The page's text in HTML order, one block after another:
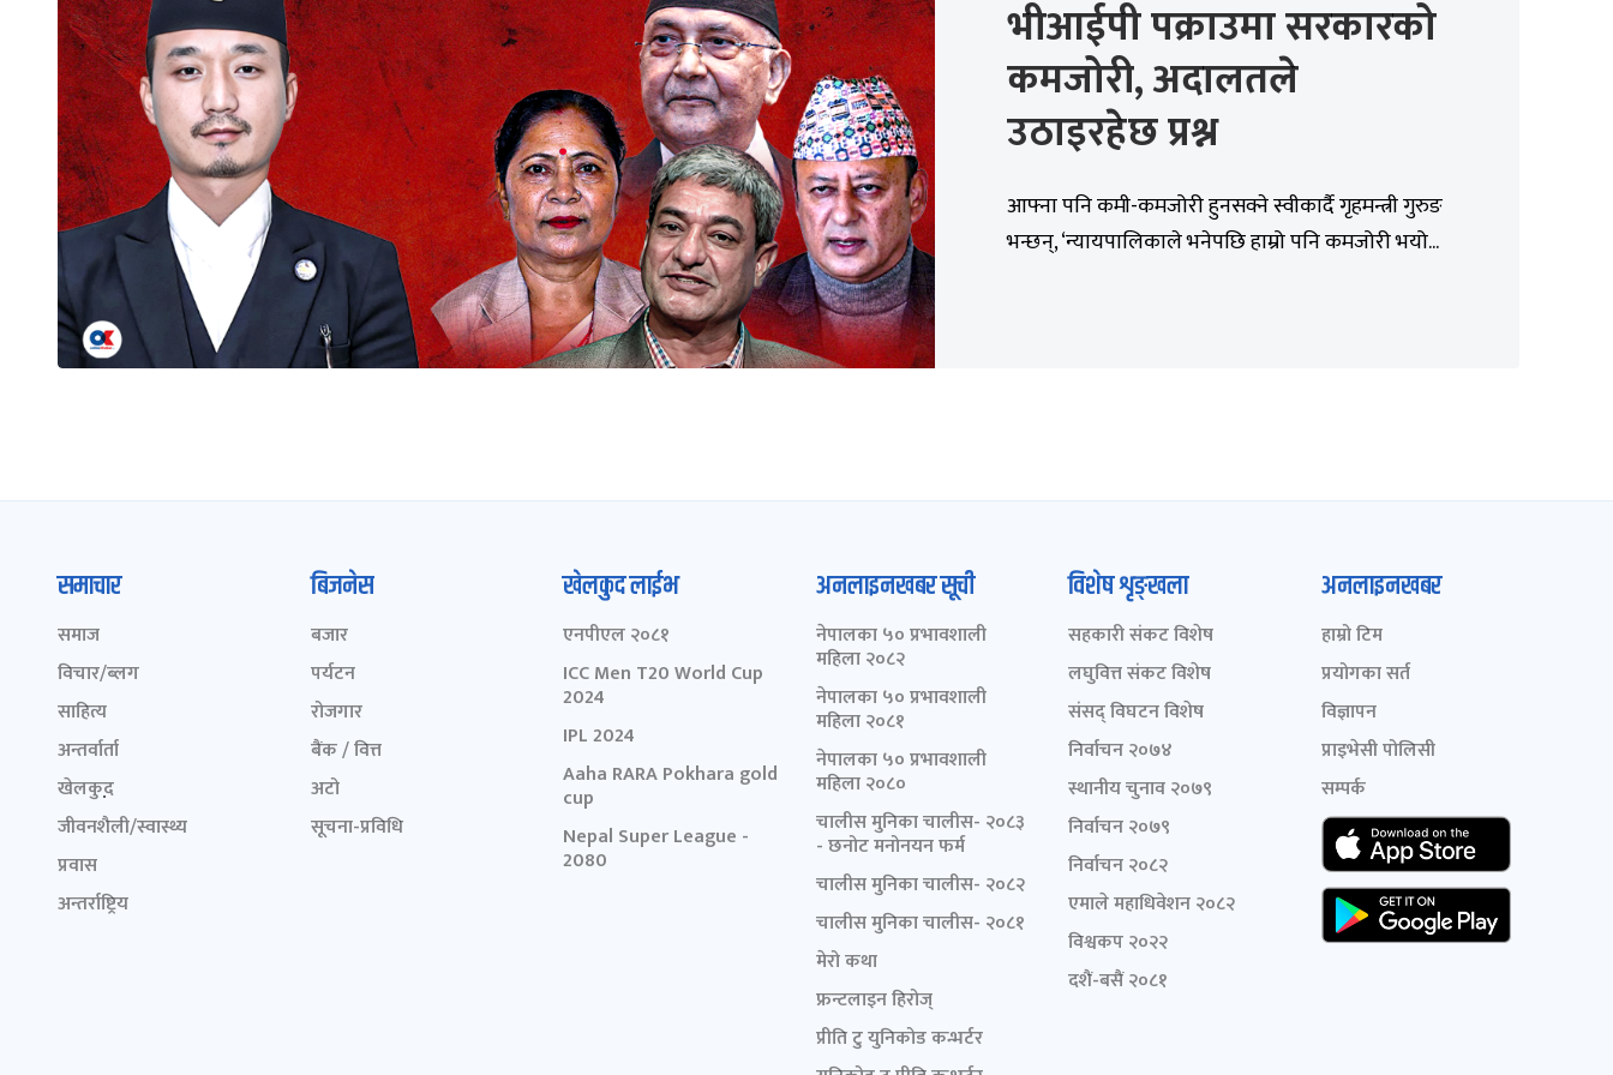
भीआईपी पक्राउमा सरकारको
कमजोरी, अदालतले
उठाइरहेछ प्रश्न
आफ्ना पनि कमी-कमजोरी हुनसक्ने स्वीकार्दै गृहमन्त्री गुरुङ
भन्छन्, ‘न्यायपालिकाले भनेपछि हाम्रो पनि कमजोरी भयो...
समाचार
समाज
विचार/ब्लग
साहित्य
अन्तर्वार्ता
खेलकुद़़
जीवनशैली/स्वास्थ्य
प्रवास
अन्तर्राष्ट्रिय
बिजनेस
बजार
पर्यटन
रोजगार
बैंक / वित्त
अटो
सूचना-प्रविधि
खेलकुद लाईभ
एनपीएल २०८१
ICC Men T20 World Cup
2024
IPL 2024
Aaha RARA Pokhara gold
cup
Nepal Super League -
2080
अनलाइनखबर सूची
नेपालका ५० प्रभावशाली
महिला २०८२
नेपालका ५० प्रभावशाली
महिला २०८१
नेपालका ५० प्रभावशाली
महिला २०८०
चालीस मुनिका चालीस- २०८३
- छनोट मनोनयन फर्म
चालीस मुनिका चालीस- २०८२
चालीस मुनिका चालीस- २०८१
मेरो कथा
फ्रन्टलाइन हिरोज्
प्रीति टु युनिकोड कन्भर्टर
विशेष शृङ्खला
सहकारी संकट विशेष
लघुवित्त संकट विशेष
संसद् विघटन विशेष
निर्वाचन २०७४
स्थानीय चुनाव २०७९
निर्वाचन २०७९
निर्वाचन २०८२
एमाले महाधिवेशन २०८२
विश्वकप २०२२
दशैं-बसैं २०८१
अनलाइनखबर
हाम्रो टिम
प्रयोगका सर्त
विज्ञापन
प्राइभेसी पोलिसी
सम्पर्क